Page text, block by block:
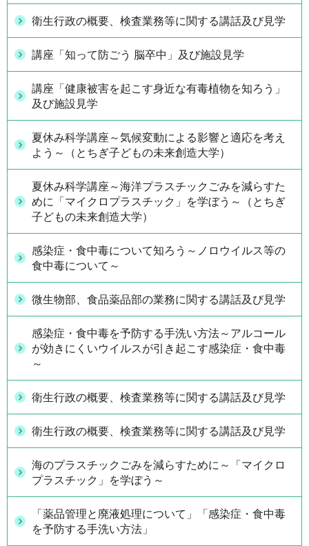
衛生行政の概要、検査業務等に関する講話及び見学
講座「知って防ごう 脳卒中」及び施設見学
講座「健康被害を起こす身近な有毒植物を知ろう」
及び施設見学
夏休み科学講座～気候変動による影響と適応を考え
よう～（とちぎ子どもの未来創造大学）
夏休み科学講座～海洋プラスチックごみを減らすた
めに「マイクロプラスチック」を学ぼう～（とちぎ
子どもの未来創造大学）
感染症・食中毒について知ろう～ノロウイルス等の
食中毒について～
微生物部、食品薬品部の業務に関する講話及び見学
感染症・食中毒を予防する手洗い方法～アルコール
が効きにくいウイルスが引き起こす感染症・食中毒
～
衛生行政の概要、検査業務等に関する講話及び見学
衛生行政の概要、検査業務等に関する講話及び見学
海のプラスチックごみを減らすために～「マイクロ
プラスチック」を学ぼう～
「薬品管理と廃液処理について」「感染症・食中毒
を予防する手洗い方法」